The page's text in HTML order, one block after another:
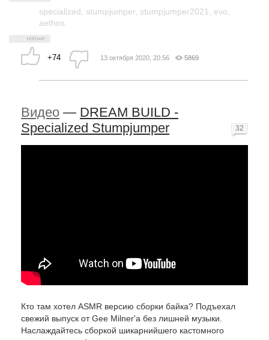
specialized stumpjumper stumpjumper2021 evo
aethos
+74 13 октября 2020, 20:56 5869
Видео — DREAM BUILD -
Specialized Stumpjumper
Кто там хотел ASMR версию сборки байка? Подъехал
свежий выпуск от Gee Milner'a без лишней музыки.
Наслаждайтесь сборкой шикарнийшего кастомного
32